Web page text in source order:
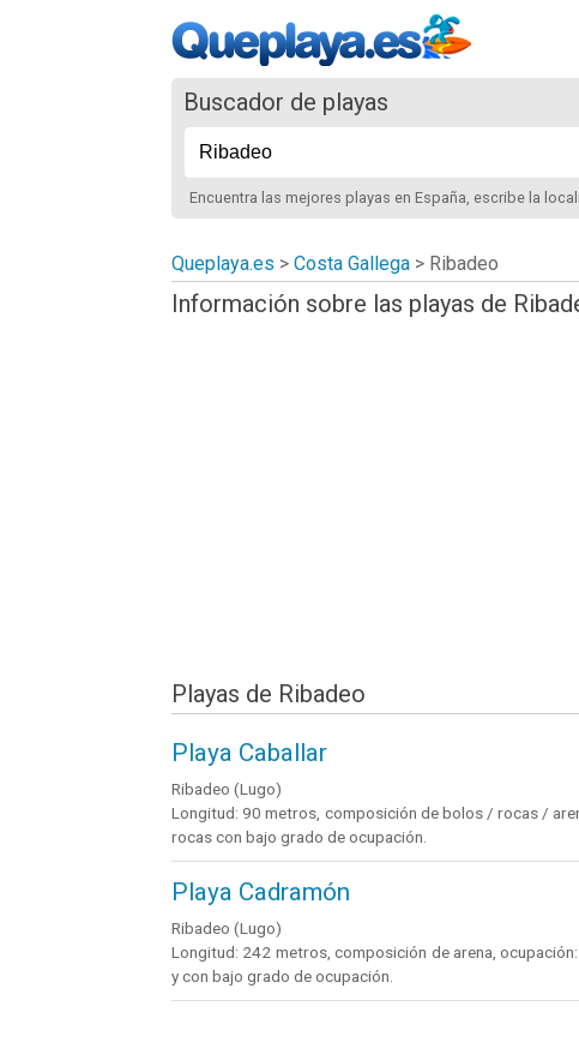
Buscador de playas
Encuentra las mejores playas en España, escribe la
Queplaya.es > Costa Gallega > Ribadeo
Información sobre las playas de
Playas de Ribadeo
Playa Caballar
Ribadeo (Lugo)
Longitud: 90 metros, composición de bolos / rocas /
rocas con bajo grado de ocupación.
Playa Cadramón
Ribadeo (Lugo)
Longitud: 242 metros, composición de arena,
y con bajo grado de ocupación.